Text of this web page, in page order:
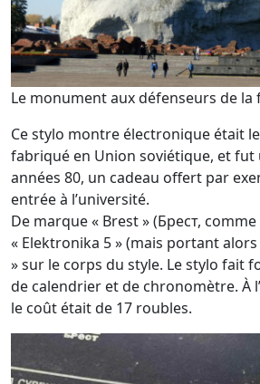
Le monument aux défenseurs de la
Ce stylo montre électronique était
fabriqué en Union soviétique, et fut
années 80, un cadeau offert par
entrée à l’université.
De marque « Brest » (Брест,
« Elektronika 5 » (mais portant
» sur le corps du style. Le stylo fait
de calendrier et de chronomètre. À
le coût était de 17 roubles.